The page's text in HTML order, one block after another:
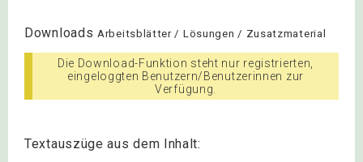
Downloads Arbeitsblätter / Lösungen / Zusatzmaterial
Die Download-Funktion steht nur registrierten,
eingeloggten Benutzern/Benutzerinnen zur
Verfügung.
Textauszüge aus dem Inhalt: